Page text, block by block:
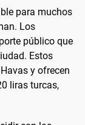
para muchos
Los
público que
Estos
y ofrecen
liras turcas,